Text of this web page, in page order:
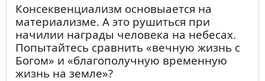
Консеквенциализм основыается на
материализме. А это рушиться при
начилии награды человека на небесах.
Попытайтесь сравнить «вечную жизнь с
Богом» и «благополучную временную
жизнь на земле»?